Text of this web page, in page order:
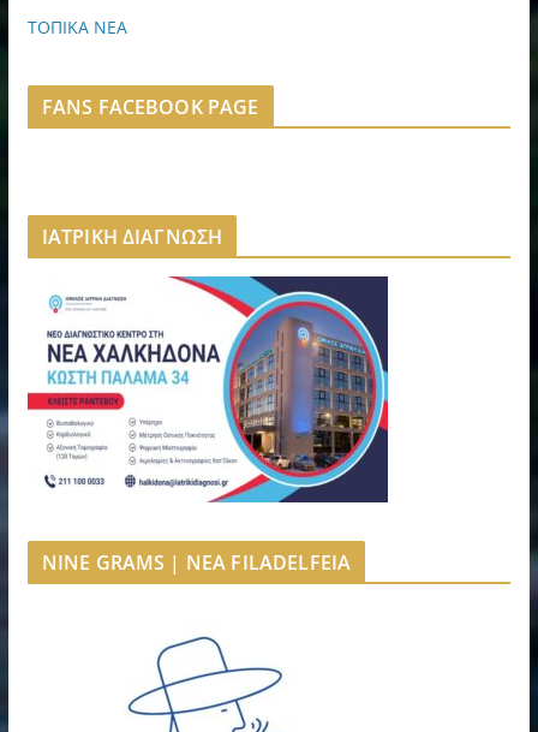
ΤΟΠΙΚΑ ΝΕΑ
FANS FACEBOOK PAGE
ΙΑΤΡΙΚΗ ΔΙΑΓΝΩΣΗ
NINE GRAMS | NEA FILADELFEIA